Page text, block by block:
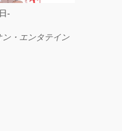
-
ン・エンタテイン